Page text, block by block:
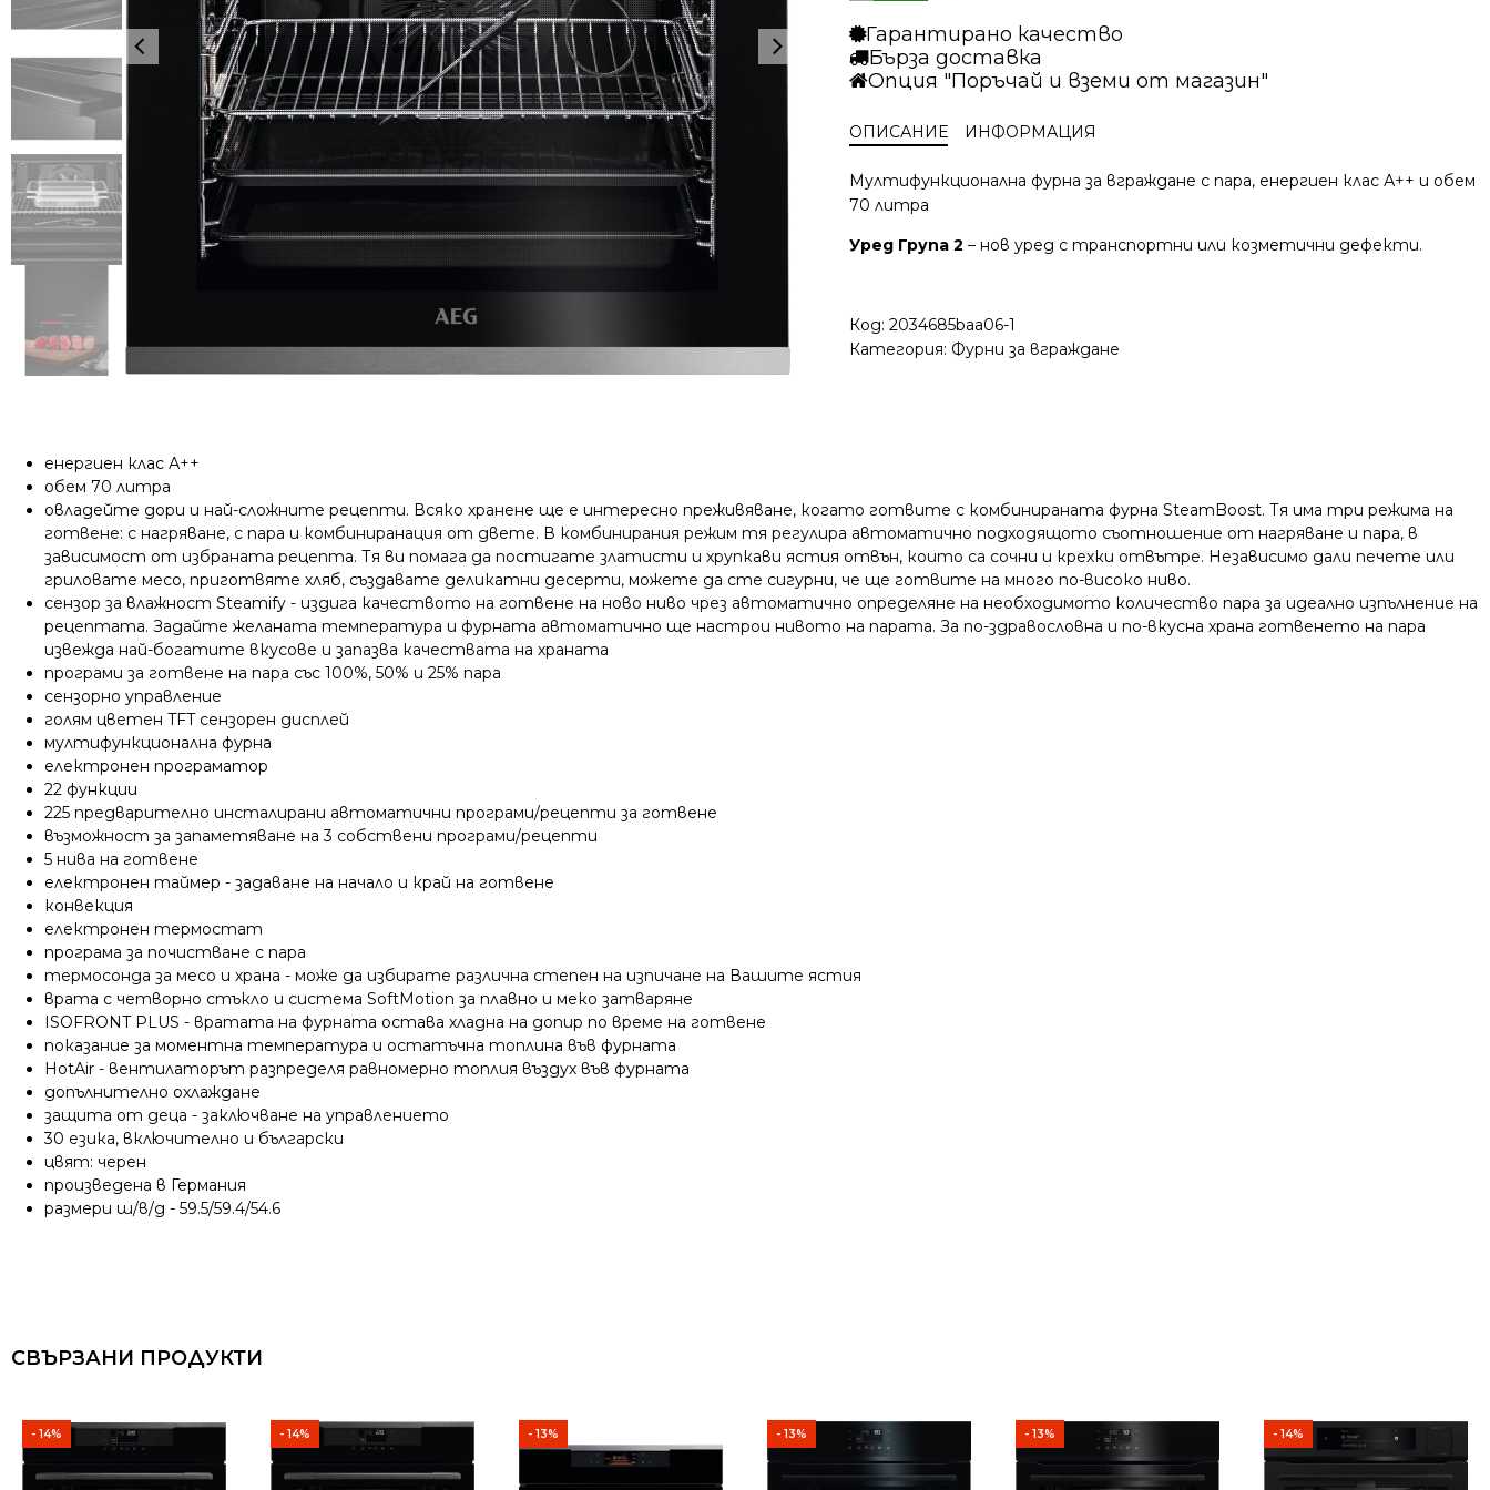
Гарантирано качество
Бърза доставка
Опция "Поръчай и вземи от магазин"
ОПИСАНИЕ ИНФОРМАЦИЯ
Мултифункционална фурна за вграждане с пара, енергиен клас А++ и обем
70 литра
Уред Група 2 – нов уред с транспортни или козметични дефекти.
Код: 2034685baa06-1
Категория: Фурни за вграждане
енергиен клас А++
обем 70 литра
овладейте дори и най-сложните рецепти. Всяко хранене ще е интересно преживяване, когато готвите с комбинираната фурна SteamBoost. Тя има три режима на
готвене: с нагряване, с пара и комбиниранация от двете. В комбинирания режим тя регулира автоматично подходящото съотношение от нагряване и пара, в
зависимост от избраната рецепта. Тя ви помага да постигате златисти и хрупкави ястия отвън, които са сочни и крехки отвътре. Независимо дали печете или
гриловате месо, приготвяте хляб, създавате деликатни десерти, можете да сте сигурни, че ще готвите на много по-високо ниво.
сензор за влажност Steamify - издига качеството на готвене на ново ниво чрез автоматично определяне на необходимото количество пара за идеално изпълнение на
рецептата. Задайте желаната температура и фурната автоматично ще настрои нивото на парата. За по-здравословна и по-вкусна храна готвенето на пара
извежда най-богатите вкусове и запазва качествата на храната
програми за готвене на пара със 100%, 50% и 25% пара
сензорно управление
голям цветен TFT сензорен дисплей
мултифункционална фурна
електронен програматор
22 функции
225 предварително инсталирани автоматични програми/рецепти за готвене
възможност за запаметяване на 3 собствени програми/рецепти
5 нива на готвене
електронен таймер - задаване на начало и край на готвене
конвекция
електронен термостат
програма за почистване с пара
термосонда за месо и храна - може да избирате различна степен на изпичане на Вашите ястия
врата с четворно стъкло и система SoftMotion за плавно и меко затваряне
ISOFRONT PLUS - вратата на фурната остава хладна на допир по време на готвене
показание за моментна температура и остатъчна топлина във фурната
HotAir - вентилаторът разпределя равномерно топлия въздух във фурната
допълнително охлаждане
защита от деца - заключване на управлението
30 езика, включително и български
цвят: черен
произведена в Германия
размери ш/в/д - 59.5/59.4/54.6
СВЪРЗАНИ ПРОДУКТИ
- 14% - 14% - 13% - 13% - 13% - 14%